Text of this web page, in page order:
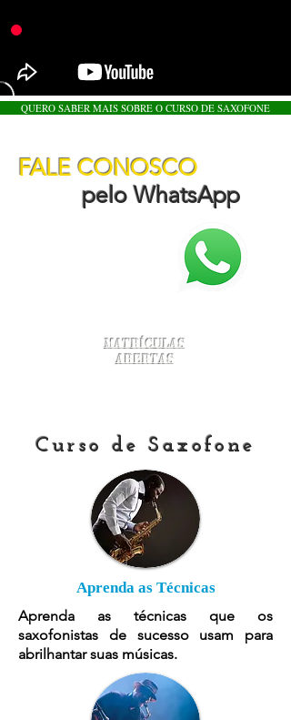
QUERO SABER MAIS SOBRE O CURSO DE SAXOFONE
FALE CONOSCO
pelo WhatsApp
Matrículas
Abertas
Curso de Saxofone
Aprenda as Técnicas
Aprenda as técnicas que os
saxofonistas de sucesso usam para
abrilhantar suas músicas.